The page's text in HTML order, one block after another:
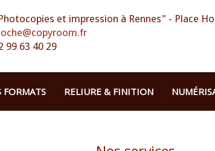
et impression à Rennes" - Place
99 63 40 29
FORMATS RELIURE & FINITION